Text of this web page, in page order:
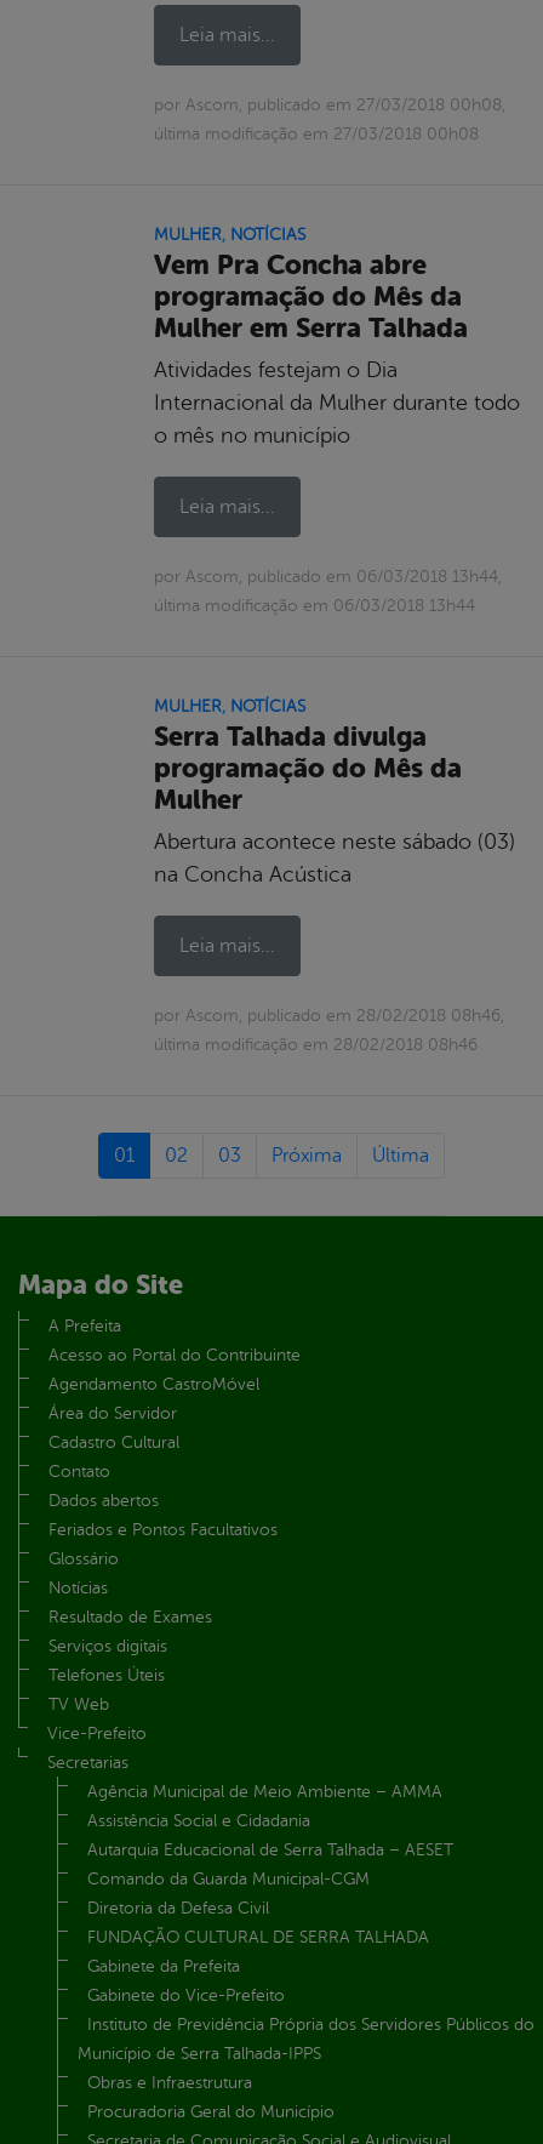
Leia mais...
por Ascom, publicado em 27/03/2018 00h08,
última modificação em 27/03/2018 00h08
MULHER, NOTÍCIAS
Vem Pra Concha abre
programação do Mês da
Mulher em Serra Talhada
Atividades festejam o Dia
Internacional da Mulher durante todo
o mês no município
Leia mais...
por Ascom, publicado em 06/03/2018 13h44,
última modificação em 06/03/2018 13h44
MULHER, NOTÍCIAS
Serra Talhada divulga
programação do Mês da
Mulher
Abertura acontece neste sábado (03)
na Concha Acústica
Leia mais...
por Ascom, publicado em 28/02/2018 08h46,
última modificação em 28/02/2018 08h46
01 02 03 Próxima Última
Mapa do Site
A Prefeita
Acesso ao Portal do Contribuinte
Agendamento CastroMóvel
Área do Servidor
Cadastro Cultural
Contato
Dados abertos
Feriados e Pontos Facultativos
Glossário
Notícias
Resultado de Exames
Serviços digitais
Telefones Úteis
TV Web
Vice-Prefeito
Secretarias
Agência Municipal de Meio Ambiente – AMMA
Assistência Social e Cidadania
Autarquia Educacional de Serra Talhada – AESET
Comando da Guarda Municipal-CGM
Diretoria da Defesa Civil
FUNDAÇÃO CULTURAL DE SERRA TALHADA
Gabinete da Prefeita
Gabinete do Vice-Prefeito
Instituto de Previdência Própria dos Servidores Públicos do
Município de Serra Talhada-IPPS
Obras e Infraestrutura
Procuradoria Geral do Município